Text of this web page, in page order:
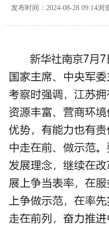
发布时间：2024-08-28 09:14浏